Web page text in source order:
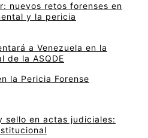
nuevos retos forenses en
y la pericia
a Venezuela en la
de la ASQDE
la Pericia Forense
sello en actas judiciales: